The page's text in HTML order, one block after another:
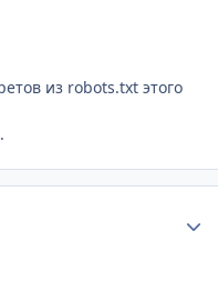
из robots.txt этого